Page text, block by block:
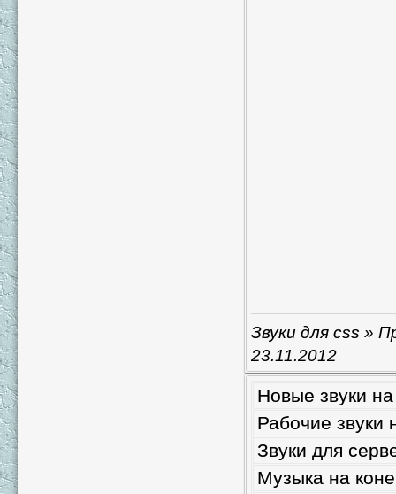
Звуки для css »
23.11.2012
Новые звуки
Рабочие звуки
Звуки для
Музыка на